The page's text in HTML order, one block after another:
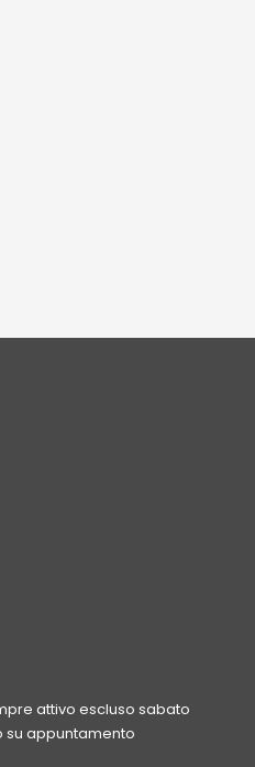
attivo escluso sabato
appuntamento